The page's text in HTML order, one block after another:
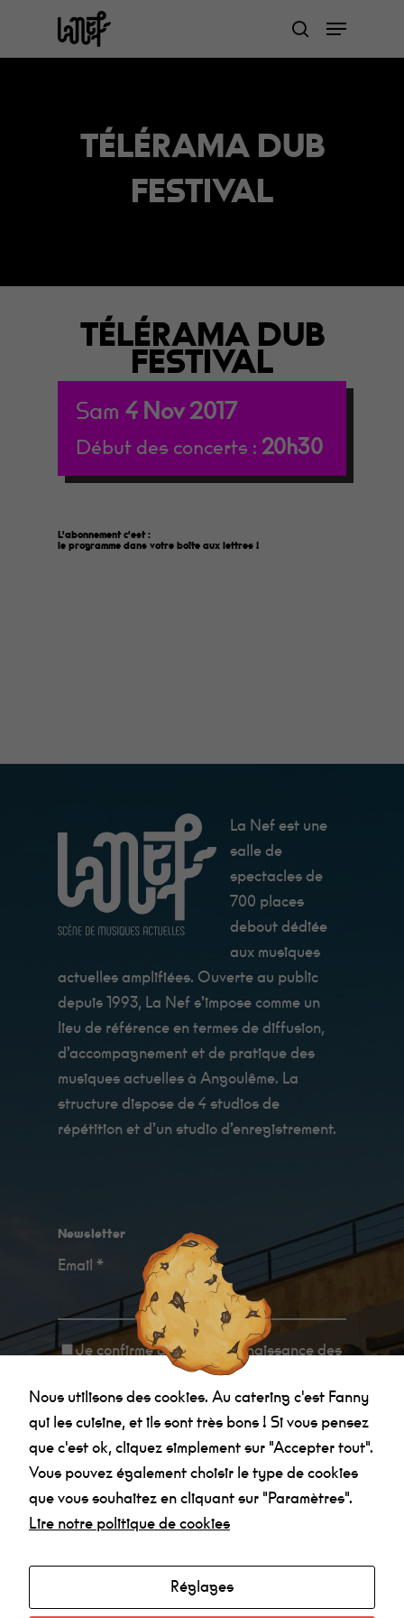
main
search
Menu
TÉLÉRAMA DUB
FESTIVAL
TÉLÉRAMA DUB
FESTIVAL
Sam 4 Nov 2017
Début des concerts : 20h30
L'abonnement c'est :
le programme dans votre boîte aux lettres !
La Nef est une
salle de
spectacles de
700 places
debout dédiée
aux musiques
actuelles amplifiées. Ouverte au public
depuis 1993, La Nef s’impose comme un
lieu de référence en termes de diffusion,
d’accompagnement et de pratique des
musiques actuelles à Angoulême. La
structure dispose de 4 studios de
répétition et d’un studio d’enregistrement.
Newsletter
Email *
Je confirme avoirpris connaissance des
informations relatives à la politique de
confidentialité .
Radio
Close
Nous utilisons des cookies. Au catering c'est Fanny
qui les cuisine, et ils sont très bons ! Si vous pensez
que c'est ok, cliquez simplement sur "Accepter tout".
Vous pouvez également choisir le type de cookies
que vous souhaitez en cliquant sur "Paramètres".
Lire notre politique de cookies
Réglages